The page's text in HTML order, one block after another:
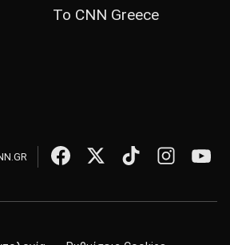
Το CNN Greece